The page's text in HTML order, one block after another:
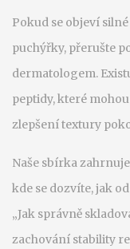
Pokud se objeví
puchýřky, přerušte
dermatologem.
peptidy, které
zlepšení textury
Naše sbírka
kde se dozvíte, jak
„Jak správně
zachování stability